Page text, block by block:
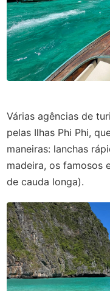
Várias agências de
pelas Ilhas Phi Phi,
maneiras: lanchas
madeira, os famosos
de cauda longa).